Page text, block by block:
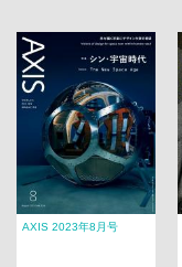
AXIS 2023年8月号